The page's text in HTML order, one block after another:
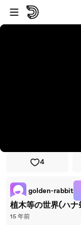
プレイヤーにスキップ
メインコンテンツにス
4
golden-rabbit
植木等の世界(ハ
15 年前